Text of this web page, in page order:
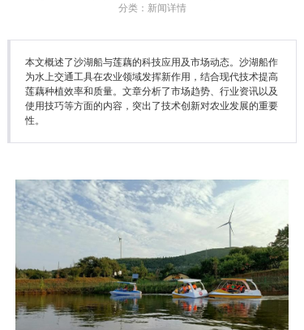
分类：新闻详情
本文概述了沙湖船与莲藕的科技应用及市场动态。沙湖船作
为水上交通工具在农业领域发挥新作用，结合现代技术提高
莲藕种植效率和质量。文章分析了市场趋势、行业资讯以及
使用技巧等方面的内容，突出了技术创新对农业发展的重要
性。